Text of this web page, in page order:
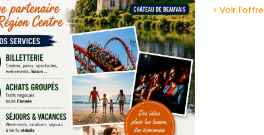
> Voir l'offre